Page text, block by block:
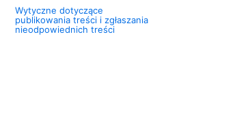
Wytyczne dotyczące
publikowania treści i zgłaszania
nieodpowiednich treści